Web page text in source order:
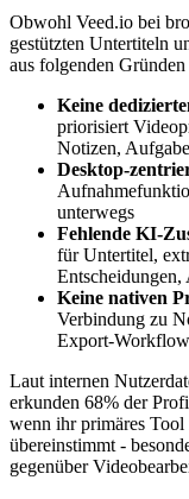
Obwohl Veed.io bei
gestützten Untertiteln
aus folgenden
Keine
priorisiert
Notizen,
Desktop-
unterwegs
Fehlende KI-
für Untertitel,
Keine nativen
Verbindung zu
Export-
Laut internen
erkunden 68% der
wenn ihr primäres
übereinstimmt -
gegenüber